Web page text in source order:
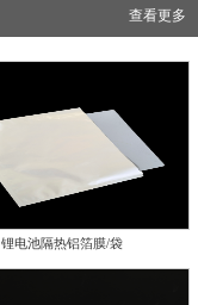
查看更多
锂电池隔热铝箔膜/袋